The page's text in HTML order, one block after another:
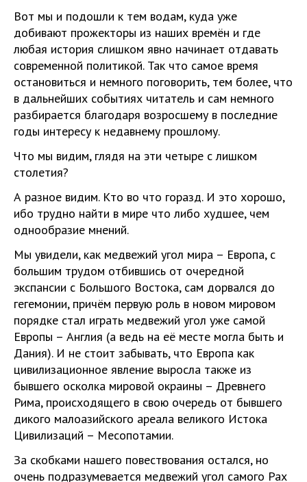
Вот мы и подошли к тем водам, куда уже
добивают прожекторы из наших времён и где
любая история слишком явно начинает отдавать
современной политикой. Так что самое время
остановиться и немного поговорить, тем более, что
в дальнейших событиях читатель и сам немного
разбирается благодаря возросшему в последние
годы интересу к недавнему прошлому.
Что мы видим, глядя на эти четыре с лишком
столетия?
А разное видим. Кто во что горазд. И это хорошо,
ибо трудно найти в мире что либо худшее, чем
однообразие мнений.
Мы увидели, как медвежий угол мира – Европа, с
большим трудом отбившись от очередной
экспансии с Большого Востока, сам дорвался до
гегемонии, причём первую роль в новом мировом
порядке стал играть медвежий угол уже самой
Европы – Англия (а ведь на её месте могла быть и
Дания). И не стоит забывать, что Европа как
цивилизационное явление выросла также из
бывшего осколка мировой окраины – Древнего
Рима, происходящего в свою очередь от бывшего
дикого малоазийского ареала великого Истока
Цивилизаций – Месопотамии.
За скобками нашего повествования остался, но
очень подразумевается медвежий угол самого Pax